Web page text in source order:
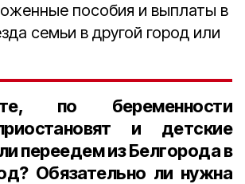
пособия и выплаты в
семьи в другой город или
по беременности
и детские
переедем из Белгорода в
Обязательно ли нужна